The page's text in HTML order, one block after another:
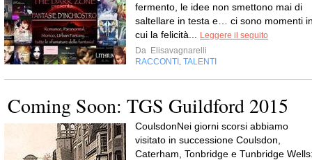
fermento, le idee non smettono mai di
saltellare in testa e… ci sono momenti
cui la felicità...
Leggere il seguito
Da Elisavagnarelli
RACCONTI TALENTI
Coming Soon: TGS Guildford 2015
CoulsdonNei giorni scorsi abbiamo
visitato in successione Coulsdon,
Caterham, Tonbridge e Tunbridge